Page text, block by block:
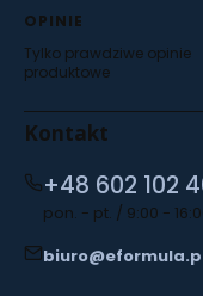
OPINIE
Tylko prawdziwe opinie
produktowe
Kontakt
+48 602 102
pon. - pt. / 9:00 -